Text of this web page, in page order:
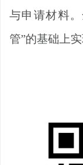
与申请材料
管”的基础上实